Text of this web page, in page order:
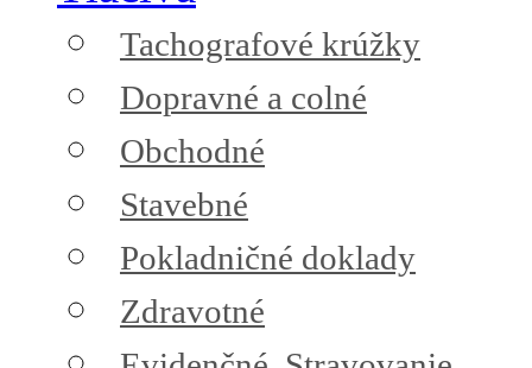
Tachografové krúžky
Dopravné a colné
Obchodné
Stavebné
Pokladničné doklady
Zdravotné